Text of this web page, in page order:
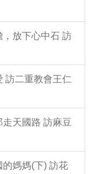
放下心中石 訪
訪二重教會王仁
天國路 訪麻豆
媽媽(下) 訪花